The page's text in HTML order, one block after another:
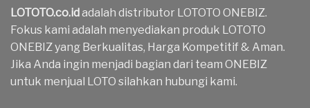
LOTOTO.co.idadalah distributor LOTOTO ONEBIZ.
Fokus kami adalah menyediakan produk LOTOTO
ONEBIZ yang Berkualitas, Harga Kompetitif & Aman.
Jika Anda ingin menjadi bagian dari team ONEBIZ
untuk menjual LOTO silahkan hubungi kami.